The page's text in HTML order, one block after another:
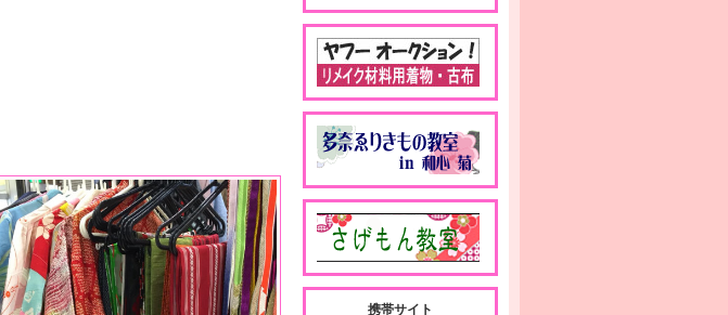
携帯サイト